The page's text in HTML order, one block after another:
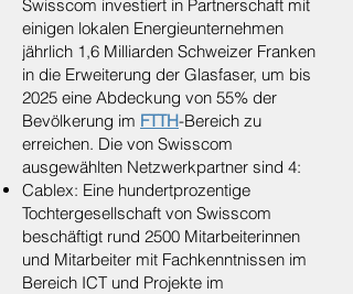
Swisscom investiert in Partnerschaft mit
einigen lokalen Energieunternehmen
jährlich 1,6 Milliarden Schweizer Franken
in die Erweiterung der Glasfaser, um bis
2025 eine Abdeckung von 55% der
Bevölkerung im FTTH-Bereich zu
erreichen. Die von Swisscom
ausgewählten Netzwerkpartner sind 4:
Cablex: Eine hundertprozentige
Tochtergesellschaft von Swisscom
beschäftigt rund 2500 Mitarbeiterinnen
und Mitarbeiter mit Fachkenntnissen im
Bereich ICT und Projekte im